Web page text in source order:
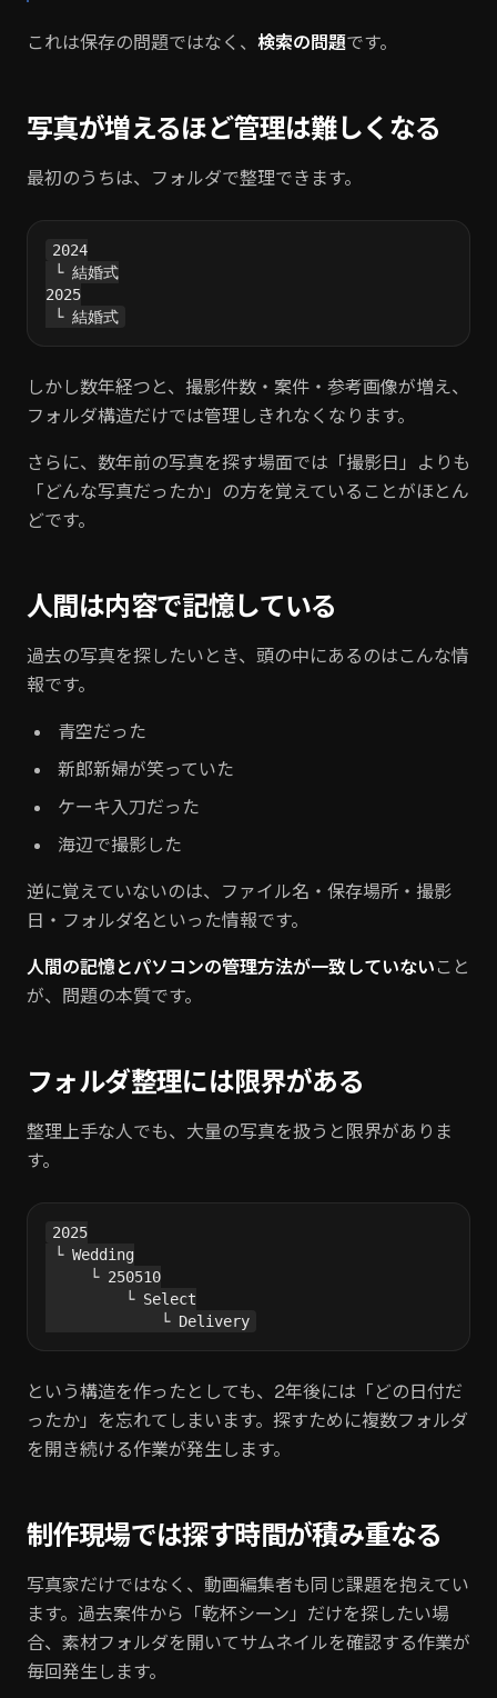
これは保存の問題ではなく、 検索の問題です。
写真が増えるほど管理は難しくなる
最初のうちは、フォルダで整理できます。
2024
└ 結婚式
2025
しかし数年経つと、撮影件数・案件・参考画像が増え、
フォルダ構造だけでは管理しきれなくなります。
さらに、数年前の写真を探す場面では「撮影日」よりも
「どんな写真だったか」の方を覚えていることがほとん
どです。
人間は内容で記憶している
過去の写真を探したいとき、頭の中にあるのはこんな情
報です。
青空だった
新郎新婦が笑っていた
ケーキ入刀だった
海辺で撮影した
逆に覚えていないのは、ファイル名・保存場所・撮影
日・フォルダ名といった情報です。
人間の記憶とパソコンの管理方法が一致していないこと
が、問題の本質です。
フォルダ整理には限界がある
整理上手な人でも、大量の写真を扱うと限界がありま
す。
2025
└ Wedding
     └ 250510
         └ Select
という構造を作ったとしても、2年後には「どの日付だ
ったか」を忘れてしまいます。探すために複数フォルダ
を開き続ける作業が発生します。
制作現場では探す時間が積み重なる
写真家だけではなく、動画編集者も同じ課題を抱えてい
ます。過去案件から「乾杯シーン」だけを探したい場
合、素材フォルダを開いてサムネイルを確認する作業が
毎回発生します。